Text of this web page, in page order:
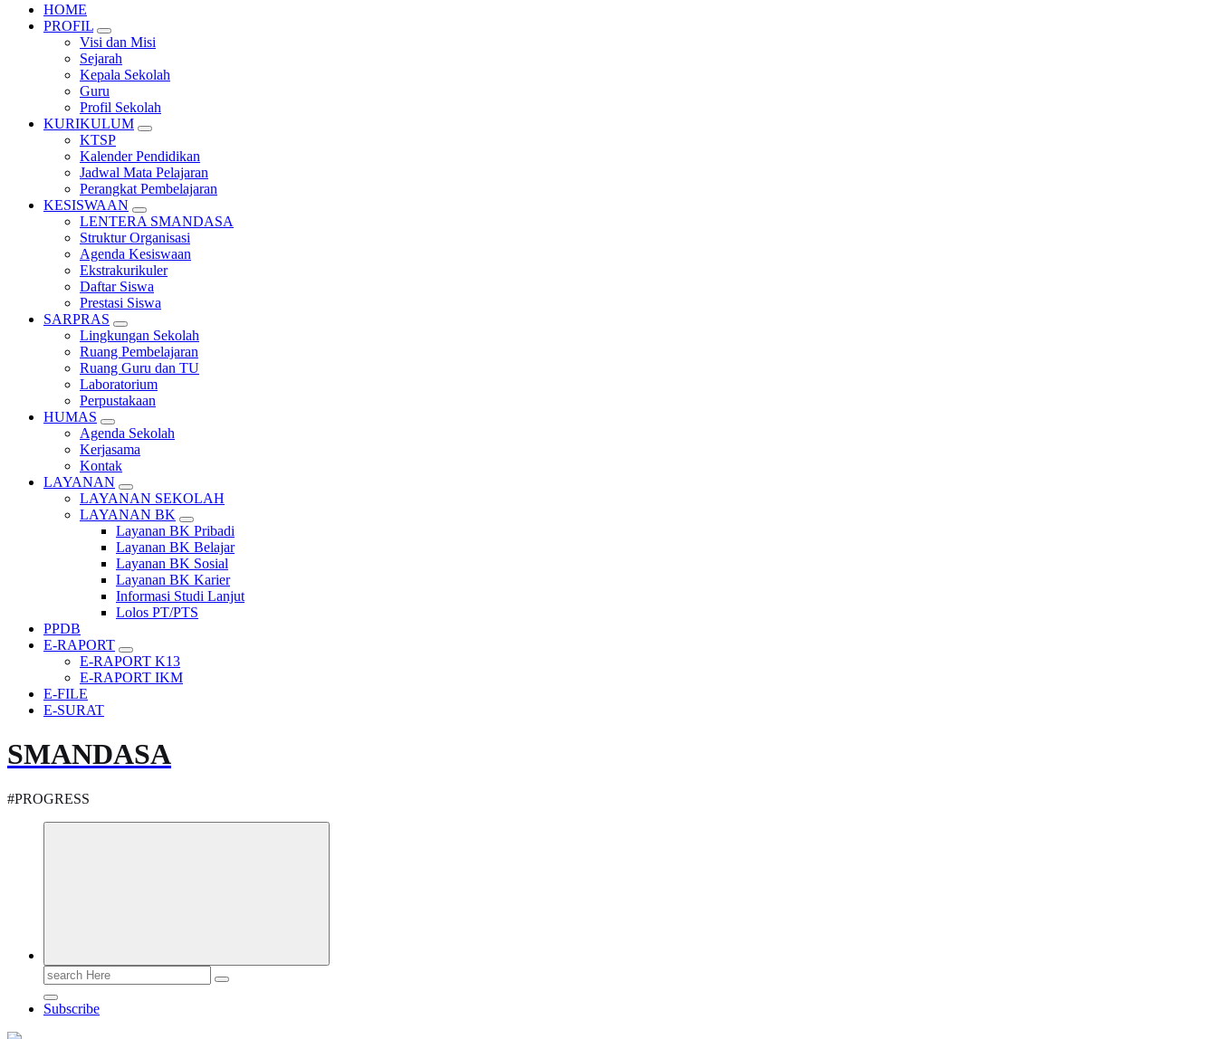
HOME
PROFIL
Visi dan Misi
Sejarah
Kepala Sekolah
Guru
Profil Sekolah
KURIKULUM
KTSP
Kalender Pendidikan
Jadwal Mata Pelajaran
Perangkat Pembelajaran
KESISWAAN
LENTERA SMANDASA
Struktur Organisasi
Agenda Kesiswaan
Ekstrakurikuler
Daftar Siswa
Prestasi Siswa
SARPRAS
Lingkungan Sekolah
Ruang Pembelajaran
Ruang Guru dan TU
Laboratorium
Perpustakaan
HUMAS
Agenda Sekolah
Kerjasama
Kontak
LAYANAN
LAYANAN SEKOLAH
LAYANAN BK
Layanan BK Pribadi
Layanan BK Belajar
Layanan BK Sosial
Layanan BK Karier
Informasi Studi Lanjut
Lolos PT/PTS
PPDB
E-RAPORT
E-RAPORT K13
E-RAPORT IKM
E-FILE
E-SURAT
SMANDASA
#PROGRESS
Search
for:
Subscribe